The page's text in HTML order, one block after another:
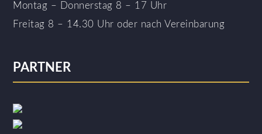
Montag – Donnerstag 8 – 17 Uhr
Freitag 8 – 14.30 Uhr oder nach Vereinbarung
PARTNER